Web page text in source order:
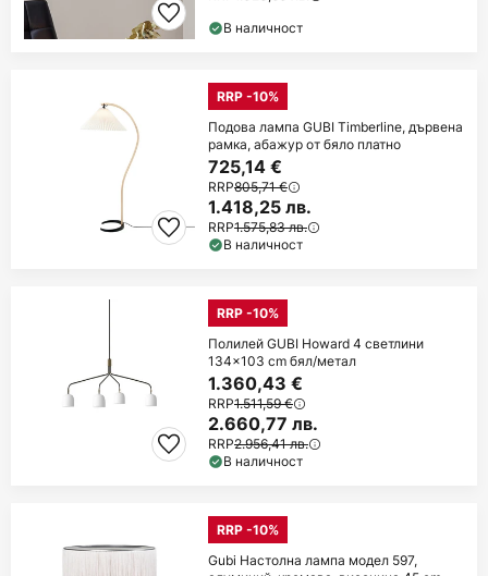
В наличност
RRP -10%
Подова лампа GUBI Timberline, дървена
рамка, абажур от бяло платно
725,14 €
RRP805,71 €
1.418,25 лв.
RRP1.575,83 лв.
В наличност
RRP -10%
Полилей GUBI Howard 4 светлини
134x103 cm бял/метал
1.360,43 €
RRP1.511,59 €
2.660,77 лв.
RRP2.956,41 лв.
В наличност
RRP -10%
Gubi Настолна лампа модел 597,